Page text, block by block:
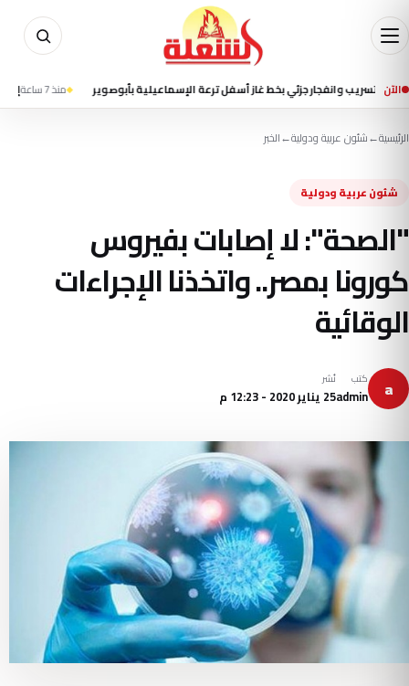
الآن
وانفجار جزئي بخط غاز أسفل ترعة الإسماعيلية بأبوصوير منذ 7 ساعة إعلام إيراني
الرئيسية←شئون عربية ودولية←الخبر
شئون عربية ودولية
"الصحة": لا إصابات بفيروس
كورونا بمصر.. واتخذنا الإجراءات
الوقائية
a كتب
admin
نُشر
25 يناير 2020 - 12:23 م